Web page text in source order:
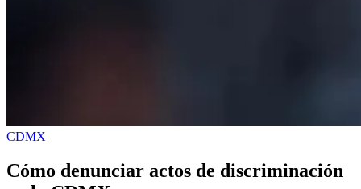
CDMX
Cómo denunciar actos de discriminación